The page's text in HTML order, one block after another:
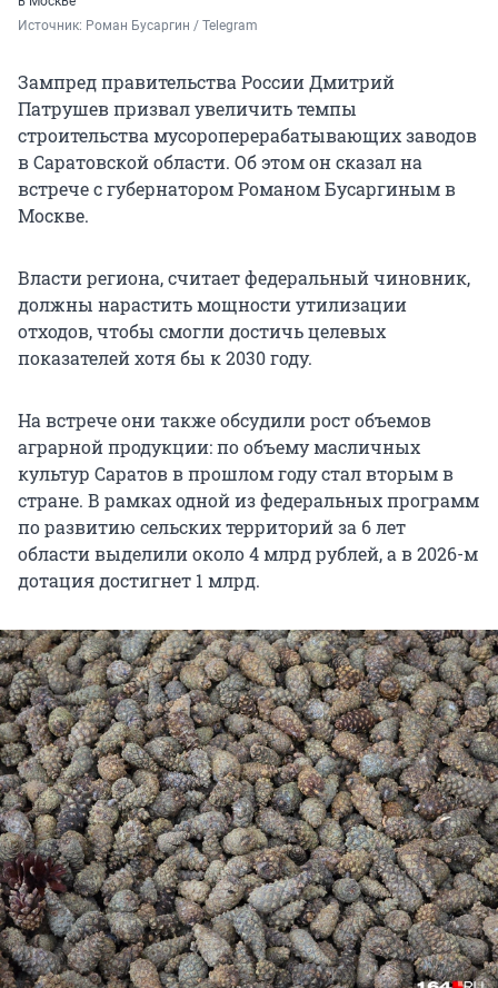
Источник: Роман Бусаргин / Telegram
Зампред правительства России Дмитрий
Патрушев призвал увеличить темпы
строительства мусороперерабатывающих заводов
в Саратовской области. Об этом он сказал на
встрече с губернатором Романом Бусаргиным в
Москве.
Власти региона, считает федеральный чиновник,
должны нарастить мощности утилизации
отходов, чтобы смогли достичь целевых
показателей хотя бы к 2030 году.
На встрече они также обсудили рост объемов
аграрной продукции: по объему масличных
культур Саратов в прошлом году стал вторым в
стране. В рамках одной из федеральных программ
по развитию сельских территорий за 6 лет
области выделили около 4 млрд рублей, а в 2026-м
дотация достигнет 1 млрд.